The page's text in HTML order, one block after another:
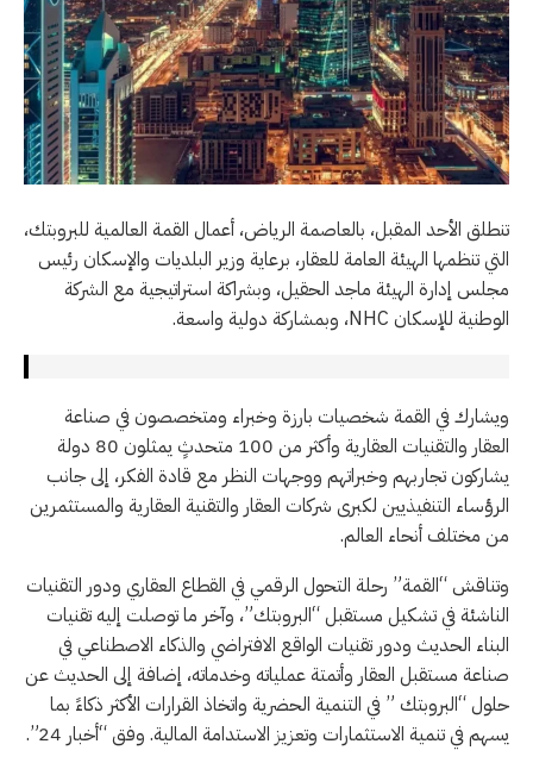
تنطلق الأحد المقبل، بالعاصمة الرياض، أعمال القمة العالمية للبروبتك،
التي تنظمها الهيئة العامة للعقار، برعاية وزير البلديات والإسكان رئيس
مجلس إدارة الهيئة ماجد الحقيل، وبشراكة استراتيجية مع الشركة
الوطنية للإسكان NHC، وبمشاركة دولية واسعة.
ويشارك في القمة شخصيات بارزة وخبراء ومتخصصون في صناعة
العقار والتقنيات العقارية وأكثر من 100 متحدثٍ يمثلون 80 دولة
يشاركون تجاربهم وخبراتهم ووجهات النظر مع قادة الفكر، إلى جانب
الرؤساء التنفيذيين لكبرى شركات العقار والتقنية العقارية والمستثمرين
من مختلف أنحاء العالم.
وتناقش “القمة” رحلة التحول الرقمي في القطاع العقاري ودور التقنيات
الناشئة في تشكيل مستقبل “البروبتك”، وآخر ما توصلت إليه تقنيات
البناء الحديث ودور تقنيات الواقع الافتراضي والذكاء الاصطناعي في
صناعة مستقبل العقار وأتمتة عملياته وخدماته، إضافة إلى الحديث عن
حلول “البروبتك ” في التنمية الحضرية واتخاذ القرارات الأكثر ذكاءً بما
يسهم في تنمية الاستثمارات وتعزيز الاستدامة المالية. وفق “أخبار 24”.